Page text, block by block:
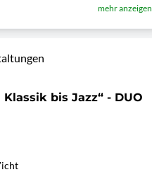
mehr anzeigen
bis Jazz“ - DUO